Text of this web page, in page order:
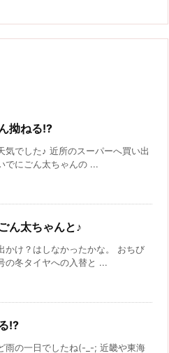
拗ねる!?
気でした♪ 近所のスーパーへ買い出
でにごん太ちゃんの ...
ん太ちゃんと♪
かけ？はしなかったかな。 おちび
の冬タイヤへの入替と ...
!?
雨の一日でしたね(-_-; 近畿や東海